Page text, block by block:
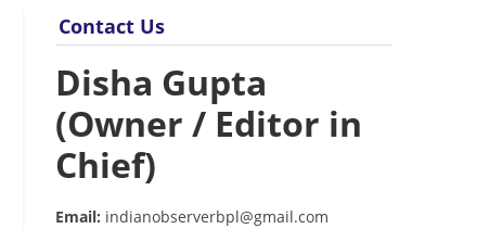
Contact Us
Disha Gupta
(Owner / Editor in
Chief)
Email: indianobserverbpl@gmail.com